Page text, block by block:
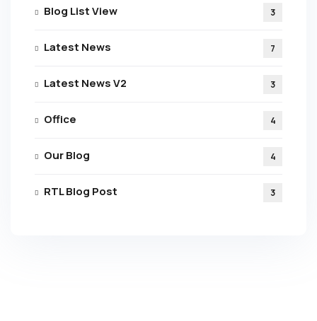
Blog List View 3
Latest News 7
Latest News V2 3
Office 4
Our Blog 4
RTL Blog Post 3